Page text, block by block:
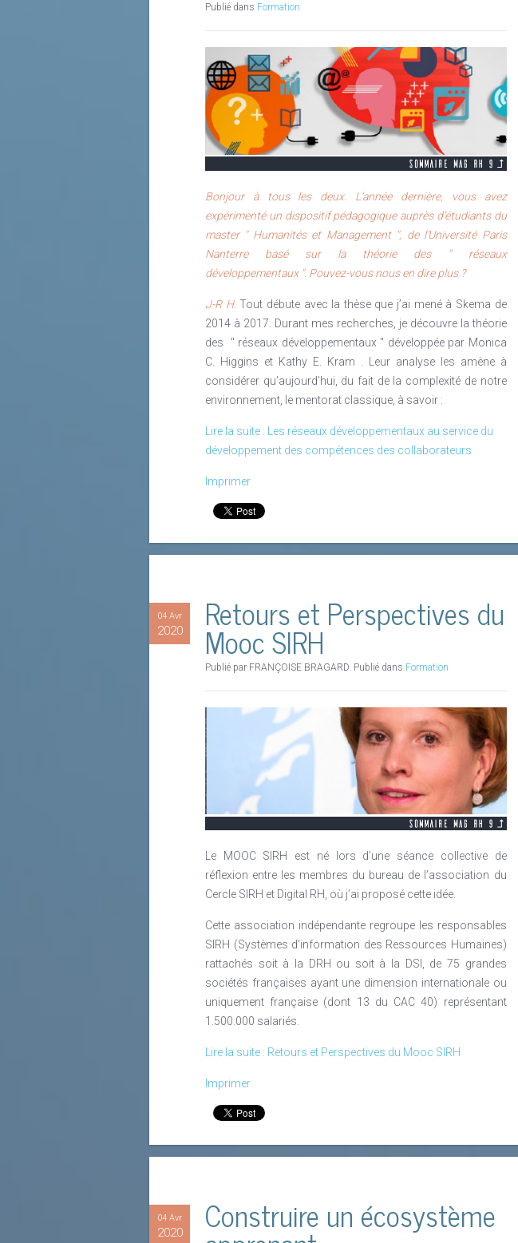
Publié dans Formation
Bonjour à tous les deux. L’année dernière, vous avez
expérimenté un dispositif pédagogique auprès d’étudiants du
master " Humanités et Management ", de l’Université Paris
Nanterre basé sur la théorie des " réseaux
développementaux ". Pouvez-vous nous en dire plus ?
J-R H. Tout débute avec la thèse que j’ai mené à Skema de
2014 à 2017. Durant mes recherches, je découvre la théorie
des " réseaux développementaux " développée par Monica
C. Higgins et Kathy E. Kram . Leur analyse les amène à
considérer qu’aujourd’hui, du fait de la complexité de notre
environnement, le mentorat classique, à savoir :
Lire la suite : Les réseaux développementaux au service du
développement des compétences des collaborateurs
Imprimer
04 Avr
2020 Retours et Perspectives du
Mooc SIRH
Publié par FRANÇOISE BRAGARD. Publié dans Formation
Le MOOC SIRH est né lors d’une séance collective de
réflexion entre les membres du bureau de l’association du
Cercle SIRH et Digital RH, où j’ai proposé cette idée.
Cette association indépendante regroupe les responsables
SIRH (Systèmes d’information des Ressources Humaines)
rattachés soit à la DRH ou soit à la DSI, de 75 grandes
sociétés françaises ayant une dimension internationale ou
uniquement française (dont 13 du CAC 40) représentant
1.500.000 salariés.
Lire la suite : Retours et Perspectives du Mooc SIRH
Imprimer
04 Avr
2020 Construire un écosystème